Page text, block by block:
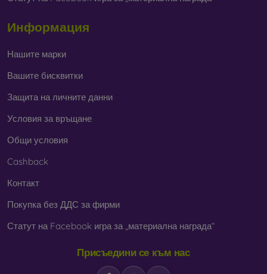
Информация
Нашите марки
Вашите бисквитки
Защита на личните данни
Условия за връщане
Общи условия
Cashback
Контакт
Покупка без ДДС за фирми
Статут на Facebook игра за „материална награда“
Присъедини се към нас